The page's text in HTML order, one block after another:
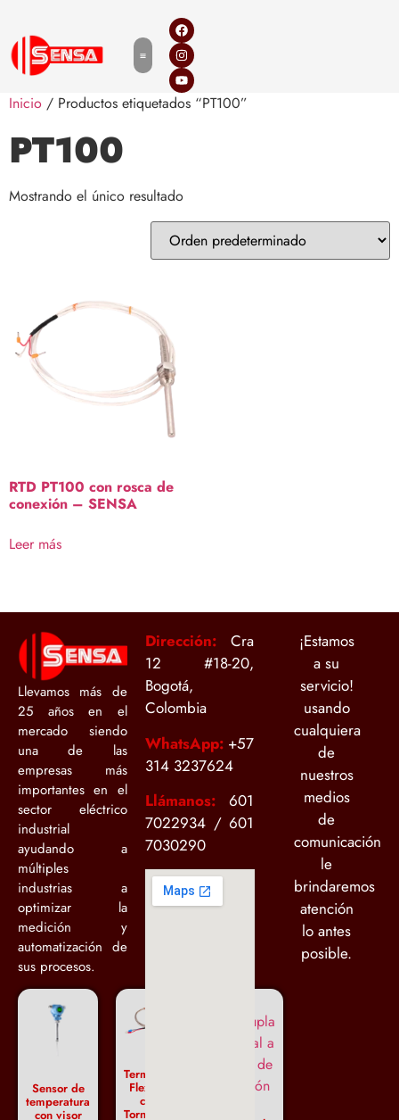
Inicio / Productos etiquetados “PT100”
PT100
Mostrando el único resultado
RTD PT100 con rosca de
conexión – SENSA
Leer más
Llevamos más de
25 años en el
mercado siendo
una de las
empresas más
importantes en el
sector eléctrico
industrial
ayudando a
múltiples
industrias a
optimizar la
medición y
automatización de
sus procesos.
Sensor de
temperatura
con visor
Termopar
Flexible
con
Tornillo –
Dirección:
Cra
12 #18-20,
Bogotá,
Colombia
WhatsApp: +57
314 3237624
Llámanos:601
7022934 / 601
7030290
¡Estamos
a su
servicio!
usando
cualquiera
de
nuestros
medios
de
comunicación
le
brindaremos
atención
lo antes
posible.